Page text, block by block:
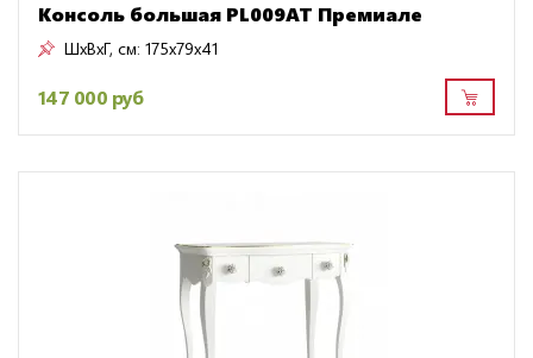
Консоль большая PL009AT Премиале
ШxВxГ, см: 175x79x41
147 000 руб